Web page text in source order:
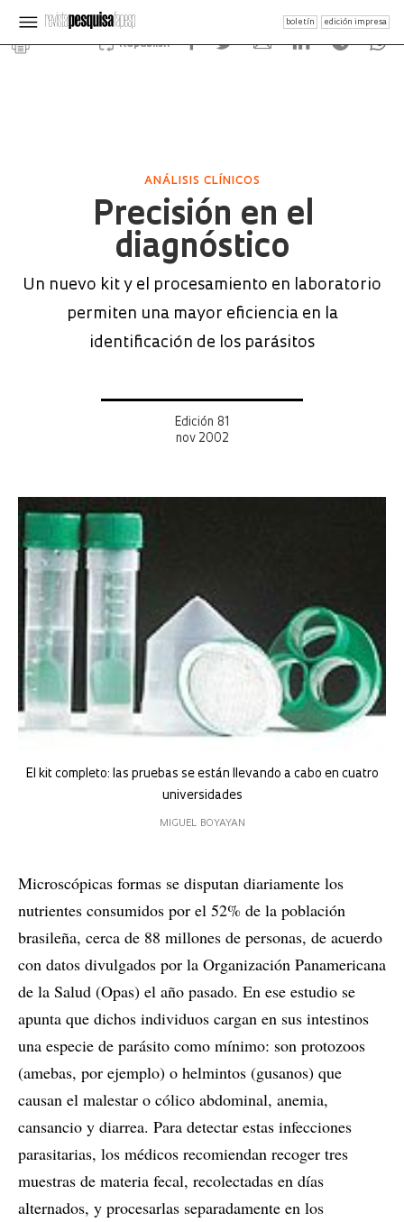
boletín edición impresa
Republish
ANÁLISIS CLÍNICOS
Precisión en el
diagnóstico
Un nuevo kit y el procesamiento en laboratorio
permiten una mayor eficiencia en la
identificación de los parásitos
Edición 81
nov 2002
El kit completo: las pruebas se están llevando a cabo en cuatro
universidades
MIGUEL BOYAYAN
Microscópicas formas se disputan diariamente los
nutrientes consumidos por el 52% de la población
brasileña, cerca de 88 millones de personas, de acuerdo
con datos divulgados por la Organización Panamericana
de la Salud (Opas) el año pasado. En ese estudio se
apunta que dichos individuos cargan en sus intestinos
una especie de parásito como mínimo: son protozoos
(amebas, por ejemplo) o helmintos (gusanos) que
causan el malestar o cólico abdominal, anemia,
cansancio y diarrea. Para detectar estas infecciones
parasitarias, los médicos recomiendan recoger tres
muestras de materia fecal, recolectadas en días
alternados, y procesarlas separadamente en los